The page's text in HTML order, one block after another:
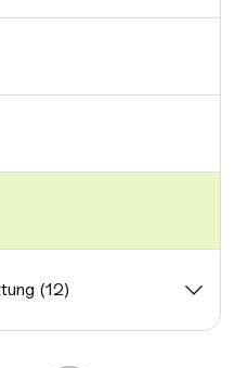
(12)